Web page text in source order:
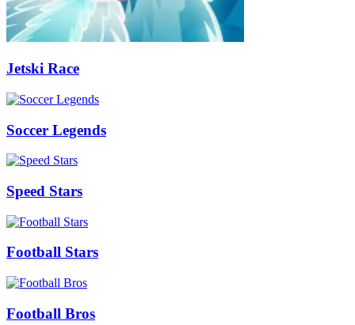
Jetski Race
Soccer Legends
Speed Stars
Football Stars
Football Bros